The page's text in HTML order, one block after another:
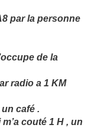
par la personne
de la
radio a 1 KM
café .
couté 1 H , un